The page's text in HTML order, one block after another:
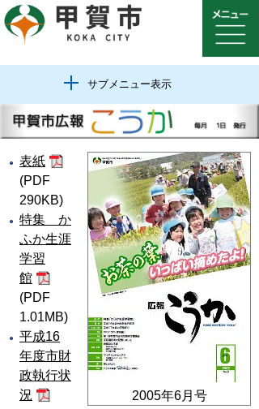
サブメニュー表示
2005年6月号
表紙
(PDF
290KB)
特集 か
ふか生涯
学習
館
(PDF
1.01MB)
平成16
年度市財
政執行状
況